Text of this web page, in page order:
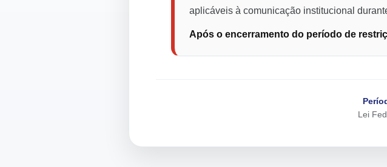
aplicáveis à comunicação institucional
Após o encerramento do período de
Lei